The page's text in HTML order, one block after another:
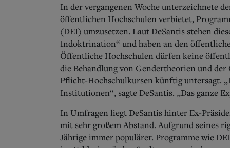
In der vergangenen Woche unterzeichnete
öffentlichen Hochschulen verbietet,
(DEI) umzusetzen. Laut DeSantis stehen
Indoktrination“ und haben an den
Öffentliche Hochschulen dürfen keine
die Behandlung von Gendertheorien und
Pflicht-Hochschulkursen künftig untersagt.
Institutionen“, sagte DeSantis. „Das ganze
In Umfragen liegt DeSantis hinter Ex-
mit sehr großem Abstand. Aufgrund seines
Jährige immer populärer. Programme wie